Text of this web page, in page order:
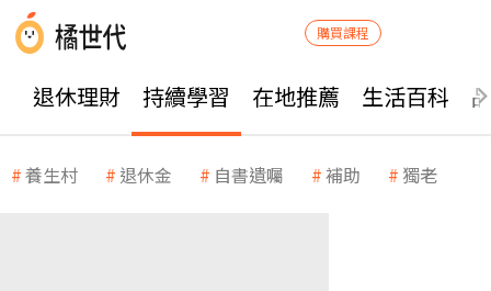
購買課程
退休理財 持續學習 在地推薦 生活百科
養生村 退休金 自書遺囑 補助 獨老